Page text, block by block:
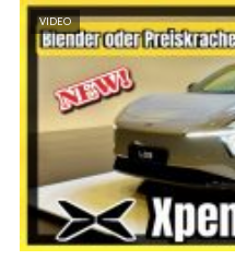
VIDEO